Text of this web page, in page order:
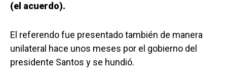
(el acuerdo).
El referendo fue presentado también de manera
unilateral hace unos meses por el gobierno del
presidente Santos y se hundió.